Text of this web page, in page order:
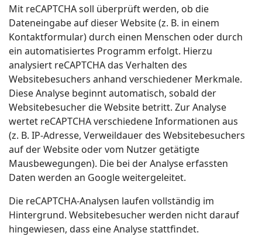
Mit reCAPTCHA soll überprüft werden, ob die
Dateneingabe auf dieser Website (z. B. in einem
Kontaktformular) durch einen Menschen oder durch
ein automatisiertes Programm erfolgt. Hierzu
analysiert reCAPTCHA das Verhalten des
Websitebesuchers anhand verschiedener Merkmale.
Diese Analyse beginnt automatisch, sobald der
Websitebesucher die Website betritt. Zur Analyse
wertet reCAPTCHA verschiedene Informationen aus
(z. B. IP-Adresse, Verweildauer des Websitebesuchers
auf der Website oder vom Nutzer getätigte
Mausbewegungen). Die bei der Analyse erfassten
Daten werden an Google weitergeleitet.
Die reCAPTCHA-Analysen laufen vollständig im
Hintergrund. Websitebesucher werden nicht darauf
hingewiesen, dass eine Analyse stattfindet.